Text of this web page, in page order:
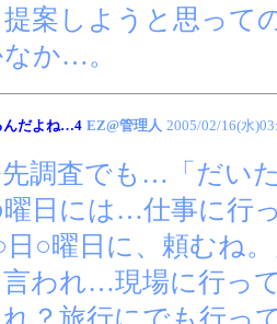
提案しようと思って
か…。
んだよね…4 EZ@管理人 2005/02/16(水
調査でも…「だい
曜日には…仕事に行
日○曜日に、頼むね
言われ…現場に行っ